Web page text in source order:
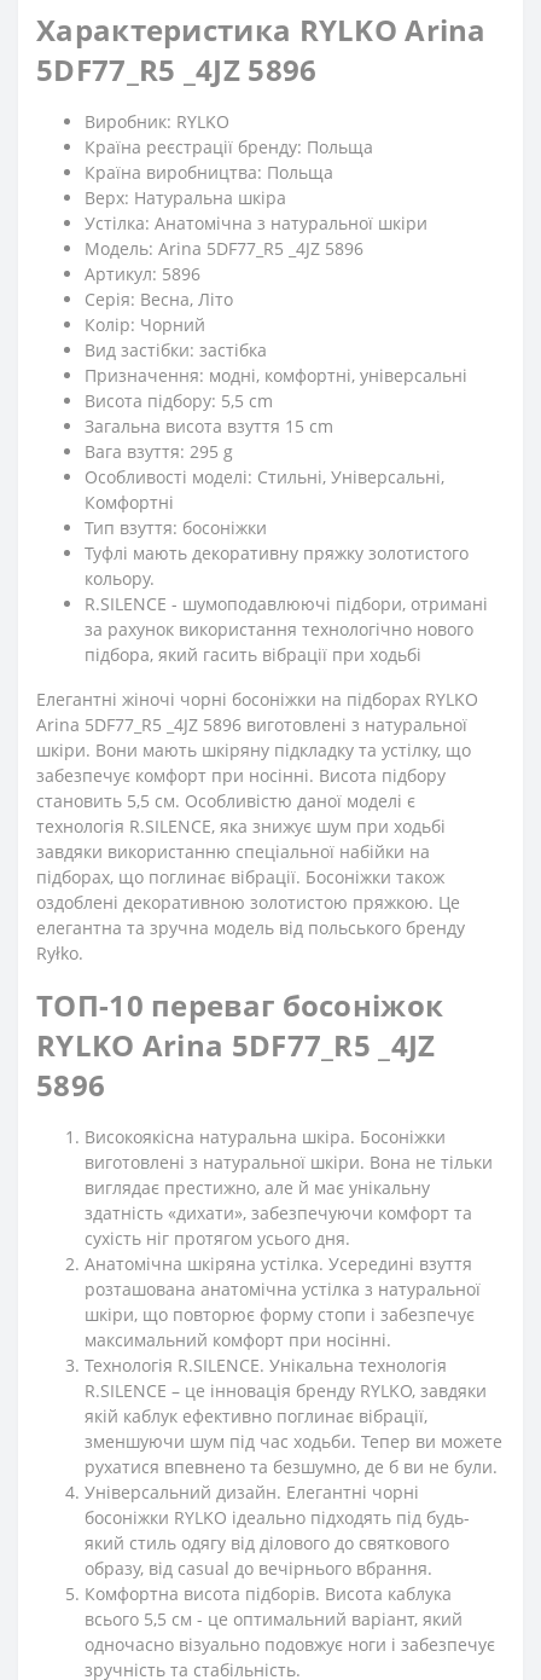
Характеристика RYLKO Arina
5DF77_R5 _4JZ 5896
Виробник: RYLKO
Країна реєстрації бренду: Польща
Країна виробництва: Польща
Верх: Натуральна шкіра
Устілка: Анатомічна з натуральної шкіри
Модель: Arina 5DF77_R5 _4JZ 5896
Артикул: 5896
Серія: Весна, Літо
Колір: Чорний
Вид застібки: застібка
Призначення: модні, комфортні, універсальні
Висота підбору: 5,5 cm
Загальна висота взуття 15 cm
Вага взуття: 295 g
Особливості моделі: Стильні, Універсальні,
Комфортні
Тип взуття: босоніжки
Туфлі мають декоративну пряжку золотистого
кольору.
R.SILENCE - шумоподавлюючі підбори, отримані
за рахунок використання технологічно нового
підбора, який гасить вібрації при ходьбі
Елегантні жіночі чорні босоніжки на підборах RYLKO
Arina 5DF77_R5 _4JZ 5896 виготовлені з натуральної
шкіри. Вони мають шкіряну підкладку та устілку, що
забезпечує комфорт при носінні. Висота підбору
становить 5,5 см. Особливістю даної моделі є
технологія R.SILENCE, яка знижує шум при ходьбі
завдяки використанню спеціальної набійки на
підборах, що поглинає вібрації. Босоніжки також
оздоблені декоративною золотистою пряжкою. Це
елегантна та зручна модель від польського бренду
Ryłko.
ТОП-10 переваг босоніжок
RYLKO Arina 5DF77_R5 _4JZ
5896
Високоякісна натуральна шкіра. Босоніжки
виготовлені з натуральної шкіри. Вона не тільки
виглядає престижно, але й має унікальну
здатність «дихати», забезпечуючи комфорт та
сухість ніг протягом усього дня.
Анатомічна шкіряна устілка. Усередині взуття
розташована анатомічна устілка з натуральної
шкіри, що повторює форму стопи і забезпечує
максимальний комфорт при носінні.
Технологія R.SILENCE. Унікальна технологія
R.SILENCE – це інновація бренду RYLKO, завдяки
якій каблук ефективно поглинає вібрації,
зменшуючи шум під час ходьби. Тепер ви можете
рухатися впевнено та безшумно, де б ви не були.
Універсальний дизайн. Елегантні чорні
босоніжки RYLKO ідеально підходять під будь-
який стиль одягу від ділового до святкового
образу, від casual до вечірнього вбрання.
Комфортна висота підборів. Висота каблука
всього 5,5 см - це оптимальний варіант, який
одночасно візуально подовжує ноги і забезпечує
зручність та стабільність.